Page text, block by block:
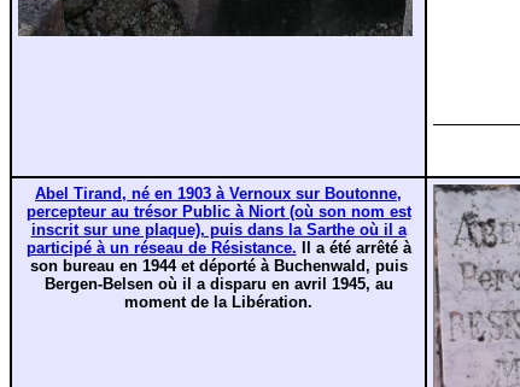
Abel Tirand, né en 1903 à Vernoux sur Boutonne,
percepteur au trésor Public à Niort (où son nom est
inscrit sur une plaque), puis dans la Sarthe où il a
participé à un réseau de Résistance. Il a été arrêté à
son bureau en 1944 et déporté à Buchenwald, puis
Bergen-Belsen où il a disparu en avril 1945, au
moment de la Libération.